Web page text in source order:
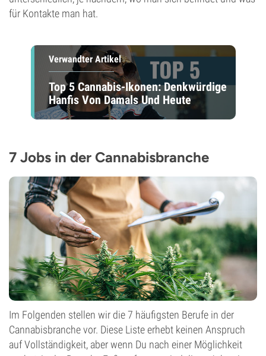
für Kontakte man hat.
Verwandter Artikel
Top 5 Cannabis-Ikonen: Denkwürdige
Hanfis Von Damals Und Heute
7 Jobs in der Cannabisbranche
Im Folgenden stellen wir die 7 häufigsten Berufe in der
Cannabisbranche vor. Diese Liste erhebt keinen Anspruch
auf Vollständigkeit, aber wenn Du nach einer Möglichkeit